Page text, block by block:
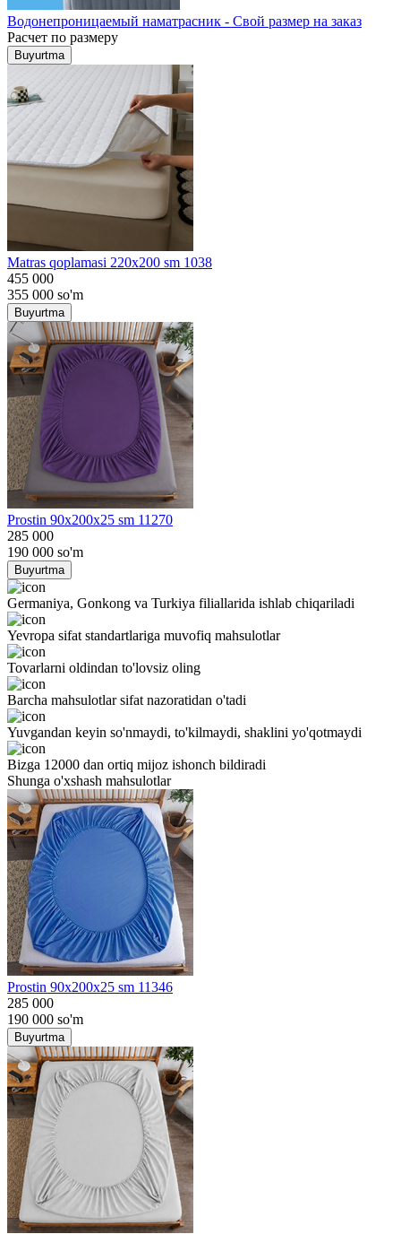
Водонепроницаемый наматрасник - Свой размер на заказ
Расчет по размеру
Buyurtma
Matras qoplamasi 220x200 sm 1038
455 000
355 000 so'm
Buyurtma
Prostin 90x200x25 sm 11270
285 000
190 000 so'm
Buyurtma
Germaniya, Gonkong va Turkiya filiallarida ishlab chiqariladi
Yevropa sifat standartlariga muvofiq mahsulotlar
Tovarlarni oldindan to'lovsiz oling
Barcha mahsulotlar sifat nazoratidan o'tadi
Yuvgandan keyin so'nmaydi, to'kilmaydi, shaklini yo'qotmaydi
Bizga 12000 dan ortiq mijoz ishonch bildiradi
Shunga o'xshash mahsulotlar
Prostin 90x200x25 sm 11346
285 000
190 000 so'm
Buyurtma